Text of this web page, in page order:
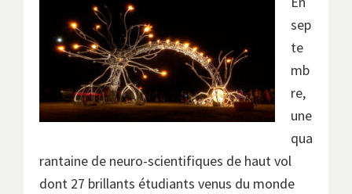
sep
te
mb
re,
une
qua
rantaine de neuro-scientifiques de haut vol
dont 27 brillants étudiants venus du monde